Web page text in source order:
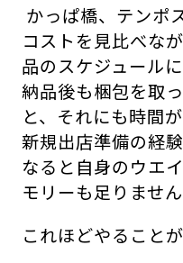
かっぱ橋、テンポ
コストを見比べな
品のスケジュール
納品後も梱包を取
と、それにも時間
新規出店準備の経
なると自身のウエ
モリーも足りませ
これほどやること